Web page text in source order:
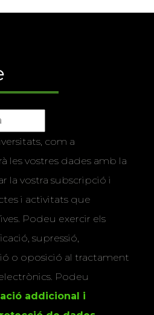
com a
les vostres dades amb la
la vostra subscripció i
i activitats que
Podeu exercir els
supressió,
o oposició al tractament
Podeu
addicional i